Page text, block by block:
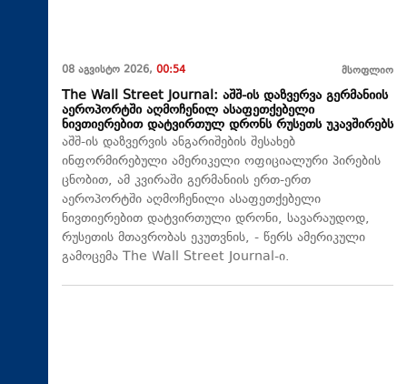
08 აგვისტო 2026, 00:54 მსოფლიო
The Wall Street Journal: აშშ-ის დაზვერვა გერმანიის
აეროპორტში აღმოჩენილ ასაფეთქებელი
ნივთიერებით დატვირთულ დრონს რუსეთს უკავშირებს
აშშ-ის დაზვერვის ანგარიშების შესახებ
ინფორმირებული ამერიკელი ოფიციალური პირების
ცნობით, ამ კვირაში გერმანიის ერთ-ერთ
აეროპორტში აღმოჩენილი ასაფეთქებელი
ნივთიერებით დატვირთული დრონი, სავარაუდოდ,
რუსეთის მთავრობას ეკუთვნის, - წერს ამერიკული
გამოცემა The Wall Street Journal-ი.